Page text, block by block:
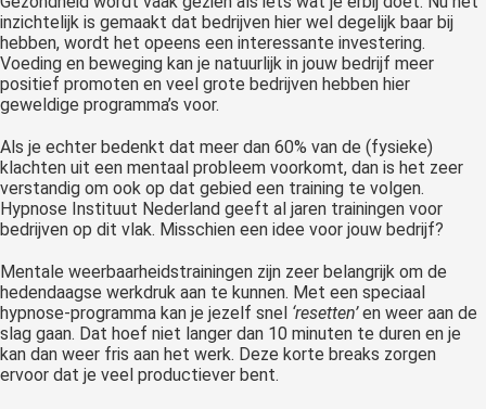
inzichtelijk is gemaakt dat bedrijven hier wel degelijk baar bij
hebben, wordt het opeens een interessante investering.
Voeding en beweging kan je natuurlijk in jouw bedrijf meer
positief promoten en veel grote bedrijven hebben hier
geweldige programma’s voor.
Als je echter bedenkt dat meer dan 60% van de (fysieke)
klachten uit een mentaal probleem voorkomt, dan is het zeer
verstandig om ook op dat gebied een training te volgen.
Hypnose Instituut Nederland geeft al jaren trainingen voor
bedrijven op dit vlak. Misschien een idee voor jouw bedrijf?
Mentale weerbaarheidstrainingen zijn zeer belangrijk om de
hedendaagse werkdruk aan te kunnen. Met een speciaal
hypnose-programma kan je jezelf snel ‘resetten’en weer aan de
slag gaan. Dat hoef niet langer dan 10 minuten te duren en je
kan dan weer fris aan het werk. Deze korte breaks zorgen
ervoor dat je veel productiever bent.